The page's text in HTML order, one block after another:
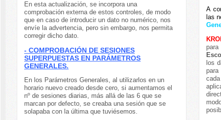
En esta actualización, se incorpora una
comprobación externa de estos controles, de modo
que en caso de introducir un dato no numérico, nos
envíe la advertencia, pero sin embargo, nos permita
corregir dicho dato.
- COMPROBACIÓN DE SESIONES
SUPERPUESTAS EN PARÁMETROS
GENERALES.
En los Parámetros Generales, al utilizarlos en un
horario nuevo creado desde cero, si aumentamos el
nº de sesiones diarias, más allá de las 6 que se
marcan por defecto, se creaba una sesión que se
solapaba con la última que tuviésemos.
A
las
los